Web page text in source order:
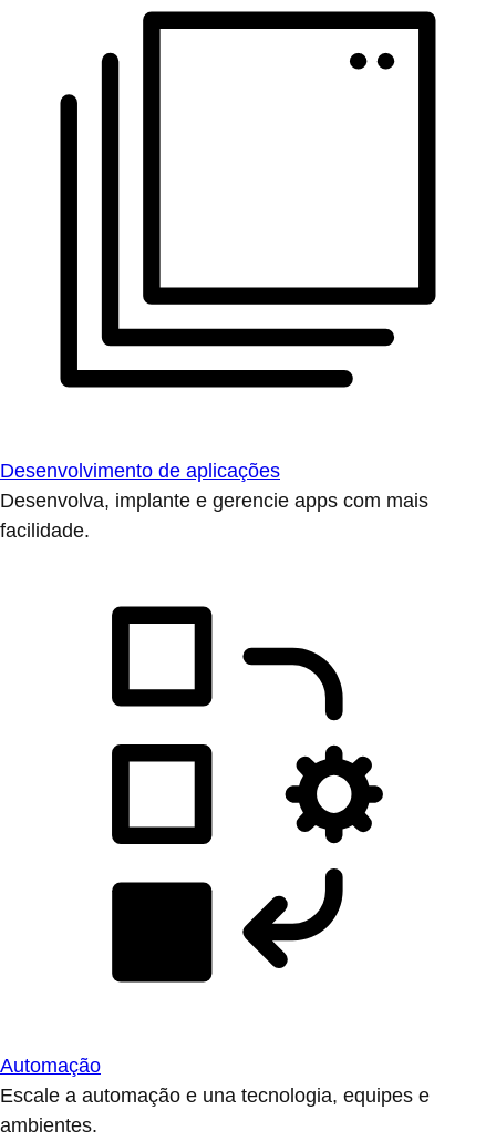
Desenvolvimento de aplicações
Desenvolva, implante e gerencie apps com mais
facilidade.
Automação
Escale a automação e una tecnologia, equipes e
ambientes.